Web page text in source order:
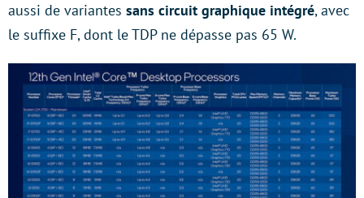
aussi de variantes sans circuit graphique intégré, avec
le suffixe F, dont le TDP ne dépasse pas 65 W.